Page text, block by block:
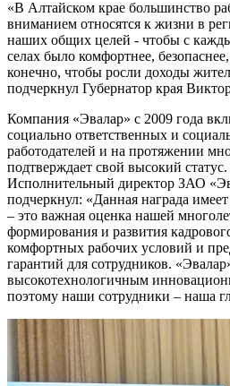
«В Алтайском крае большинство
вниманием относятся к жизни в
наших общих целей - чтобы с
селах было комфортнее,
конечно, чтобы росли доходы
подчеркнул Губернатор края
Компания «Эвалар» с 2009 года
социально ответственных и
работодателей и на протяжении
подтверждает свой высокий
Исполнительный директор ЗАО
подчеркнул: «Данная награда
– это важная оценка нашей
формирования и развития
комфортных рабочих условий и
гарантий для сотрудников.
высокотехнологичным
поэтому наши сотрудники – наша